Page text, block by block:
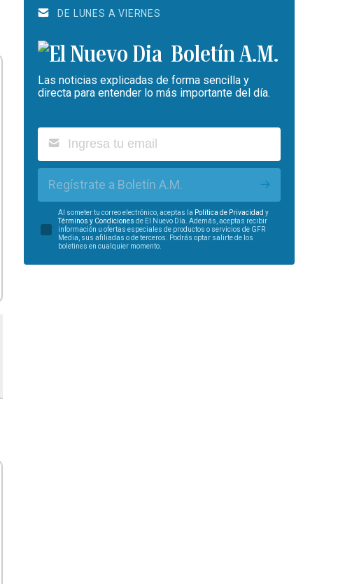
DE LUNES A VIERNES
Boletín A.M.
Las noticias explicadas de forma sencilla y
directa para entender lo más importante del día.
Regístrate a Boletín A.M.
Al someter tu correo electrónico, aceptas la Política de Privacidad y
Términos y Condiciones de El Nuevo Día. Además, aceptas recibir
información u ofertas especiales de productos o servicios de GFR
Media, sus afiliadas o de terceros. Podrás optar salirte de los
boletines en cualquier momento.